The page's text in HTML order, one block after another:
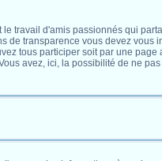
travail d'amis passionnés qui
de transparence vous devez vous
tous participer soit par une
avez, ici, la possibilité de ne